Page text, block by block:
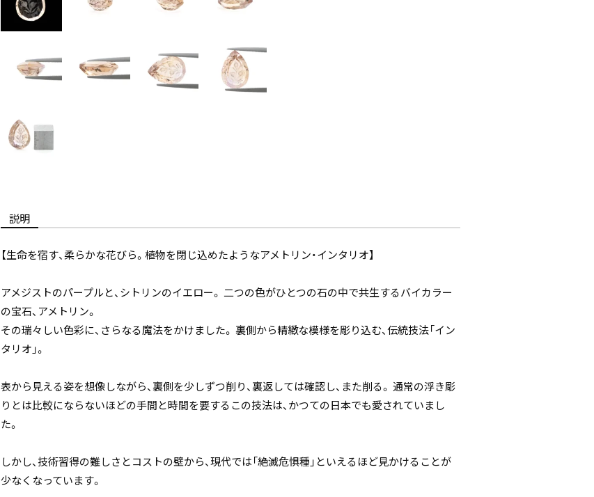
説明
【生命を宿す、柔らかな花びら。植物を閉じ込めたようなアメトリン・インタリオ】
アメジストのパープルと、シトリンのイエロー。 二つの色がひとつの石の中で共生するバイカラー
の宝石、アメトリン。
その瑞々しい色彩に、さらなる魔法をかけました。 裏側から精緻な模様を彫り込む、伝統技法「イン
タリオ」。
表から見える姿を想像しながら、裏側を少しずつ削り、裏返しては確認し、また削る。 通常の浮き彫
りとは比較にならないほどの手間と時間を要するこの技法は、かつての日本でも愛されていまし
た。
しかし、技術習得の難しさとコストの壁から、現代では「絶滅危惧種」といえるほど見かけることが
少なくなっています。